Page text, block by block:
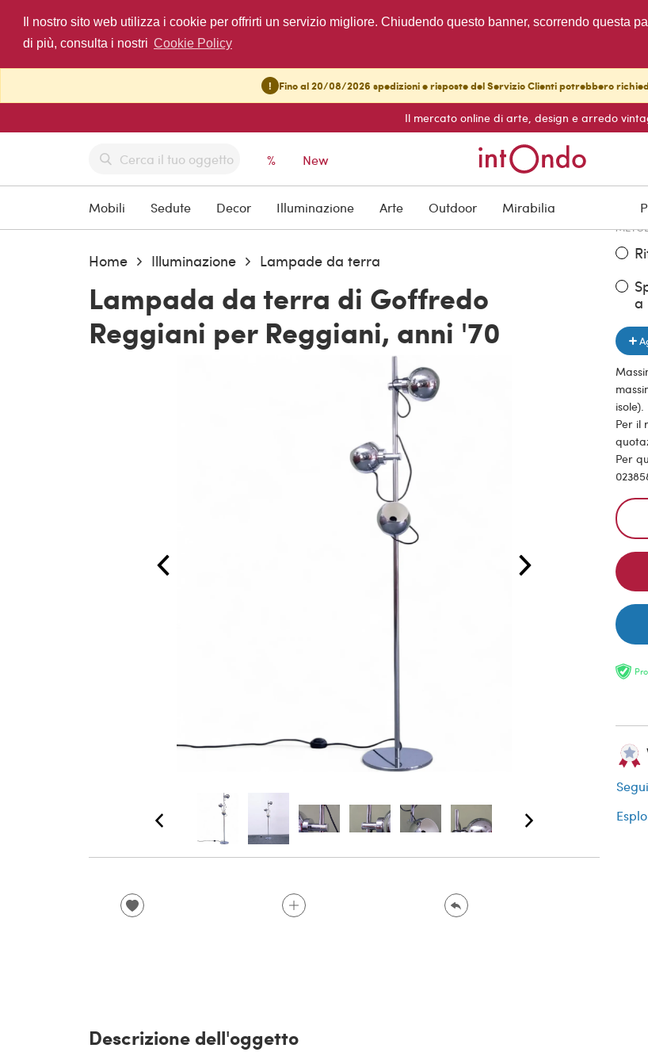
Il nostro sito web utilizza i cookie per offrirti un servizio migliore. Chiudendo questo banner, scorrendo questa
di più, consulta i nostri Cookie Policy
! Fino al 20/08/2026 spedizioni e risposte del Servizio Clienti potrebbero
Il mercato online di arte, design e arredo
% New
Mobili Sedute Decor Illuminazione Arte Outdoor Mirabilia
Home Illuminazione Lampade da terra
Lampada da terra di Goffredo
Reggiani per Reggiani, anni '70
€
a
isole).
Per il
Per
Descrizione dell'oggetto